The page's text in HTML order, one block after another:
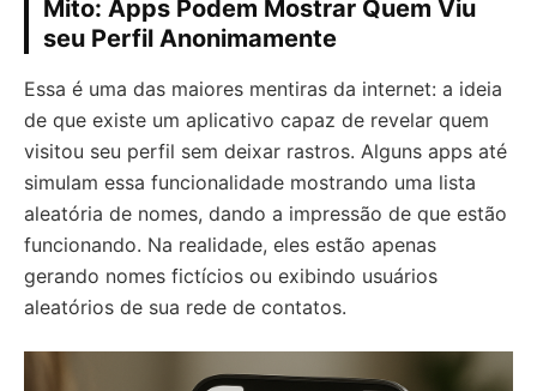
Mito: Apps Podem Mostrar Quem Viu
seu Perfil Anonimamente
Essa é uma das maiores mentiras da internet: a ideia
de que existe um aplicativo capaz de revelar quem
visitou seu perfil sem deixar rastros. Alguns apps até
simulam essa funcionalidade mostrando uma lista
aleatória de nomes, dando a impressão de que estão
funcionando. Na realidade, eles estão apenas
gerando nomes fictícios ou exibindo usuários
aleatórios de sua rede de contatos.